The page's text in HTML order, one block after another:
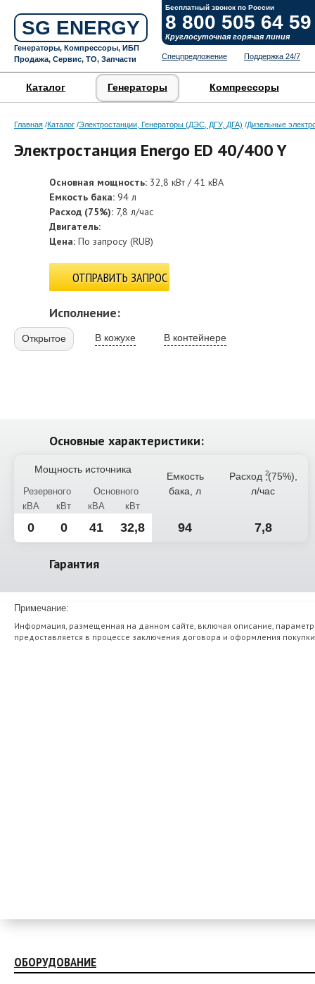
SG ENERGY
Генераторы, Компрессоры, ИБП
Продажа, Сервис, ТО, Запчасти
Бесплатный звонок по России
8 800 505 64 59
Круглосуточная горячая линия
Спецпредложение Поддержка 24/7
Каталог Генераторы Компрессоры
Главная Каталог Электростанции, Генераторы (ДЭС, ДГУ, ДГА) Дизельные
Электростанция Energo ED 40/400 Y
Основная мощность: 32,8 кВт / 41 кВА
Емкость бака: 94 л
Расход (75%): 7,8 л/час
Двигатель:
Цена: По запросу (RUB)
ОТПРАВИТЬ ЗАПРОС
Исполнение:
Открытое В кожухе В контейнере
Основные характеристики:
Мощность источника
Емкость
бака, л
Расход ,(75%),
л/час
Резервного
Основного
кВА
кВт кВА кВт
0 0 41 32,8 94 7,8
Гарантия
Примечание:
Информация, размещенная на данном сайте, включая описание,
предоставляется в процессе заключения договора и оформления
ОБОРУДОВАНИЕ